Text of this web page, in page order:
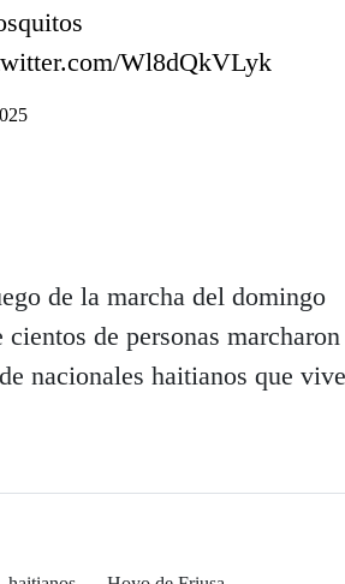
Wl8dQkVLyk
de la marcha del domingo
de personas marcharon
nacionales haitianos que